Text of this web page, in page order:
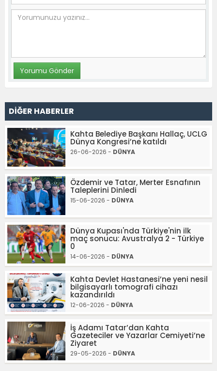
DİĞER HABERLER
Kahta Belediye Başkanı Hallaç, UCLG
Dünya Kongresi’ne katıldı
26-06-2026 - DÜNYA
Özdemir ve Tatar, Merter Esnafının
Taleplerini Dinledi
15-06-2026 - DÜNYA
Dünya Kupası'nda Türkiye'nin ilk
maç sonucu: Avustralya 2 - Türkiye
0
14-06-2026 - DÜNYA
Kahta Devlet Hastanesi’ne yeni nesil
bilgisayarlı tomografi cihazı
kazandırıldı
12-06-2026 - DÜNYA
İş Adamı Tatar’dan Kahta
Gazeteciler ve Yazarlar Cemiyeti’ne
Ziyaret
29-05-2026 - DÜNYA